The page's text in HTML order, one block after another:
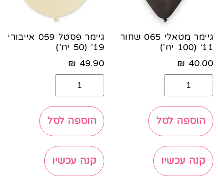
גיימר מטאלי 065 שחור
11׳ (100 יח')
40.00
₪
הוספה לסל
קנה עכשיו
גיימר פסטל 059 אייבורי
19' (50 יח')
49.90
₪
הוספה לסל
קנה עכשיו